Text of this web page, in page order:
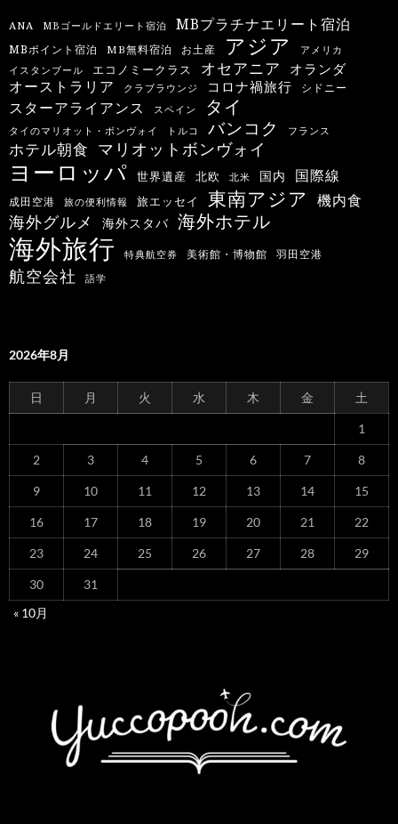
ANA MBゴールドエリート宿泊 MBプラチナエリート宿泊
MBポイント宿泊 MB無料宿泊 お土産 アジア アメリカ
イスタンブール エコノミークラス オセアニア オランダ
オーストラリア クラブラウンジ コロナ禍旅行 シドニー
スターアライアンス スペイン タイ
タイのマリオット・ボンヴォイ トルコ バンコク フランス
ホテル朝食 マリオットボンヴォイ
ヨーロッパ 世界遺産 北欧 北米 国内 国際線
成田空港 旅の便利情報 旅エッセイ 東南アジア 機内食
海外グルメ 海外スタバ 海外ホテル
海外旅行 特典航空券 美術館・博物館 羽田空港
航空会社 語学
2026年8月
日 月 火 水 木 金 土
1
2 3 4 5 6 7 8
9 10 11 12 13 14 15
16 17 18 19 20 21 22
23 24 25 26 27 28 29
30
31
« 10月